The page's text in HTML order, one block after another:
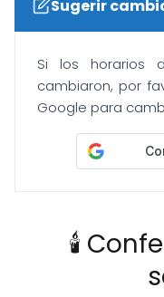
Sugerir
Si los horarios
cambiaron, por
Google para
🕯️